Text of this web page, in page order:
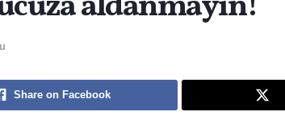
Share on Facebook